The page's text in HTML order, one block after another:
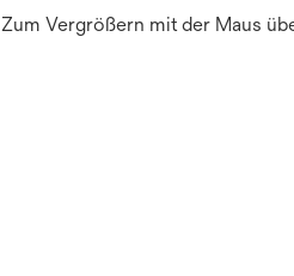
Zum Vergrößern mit der Maus